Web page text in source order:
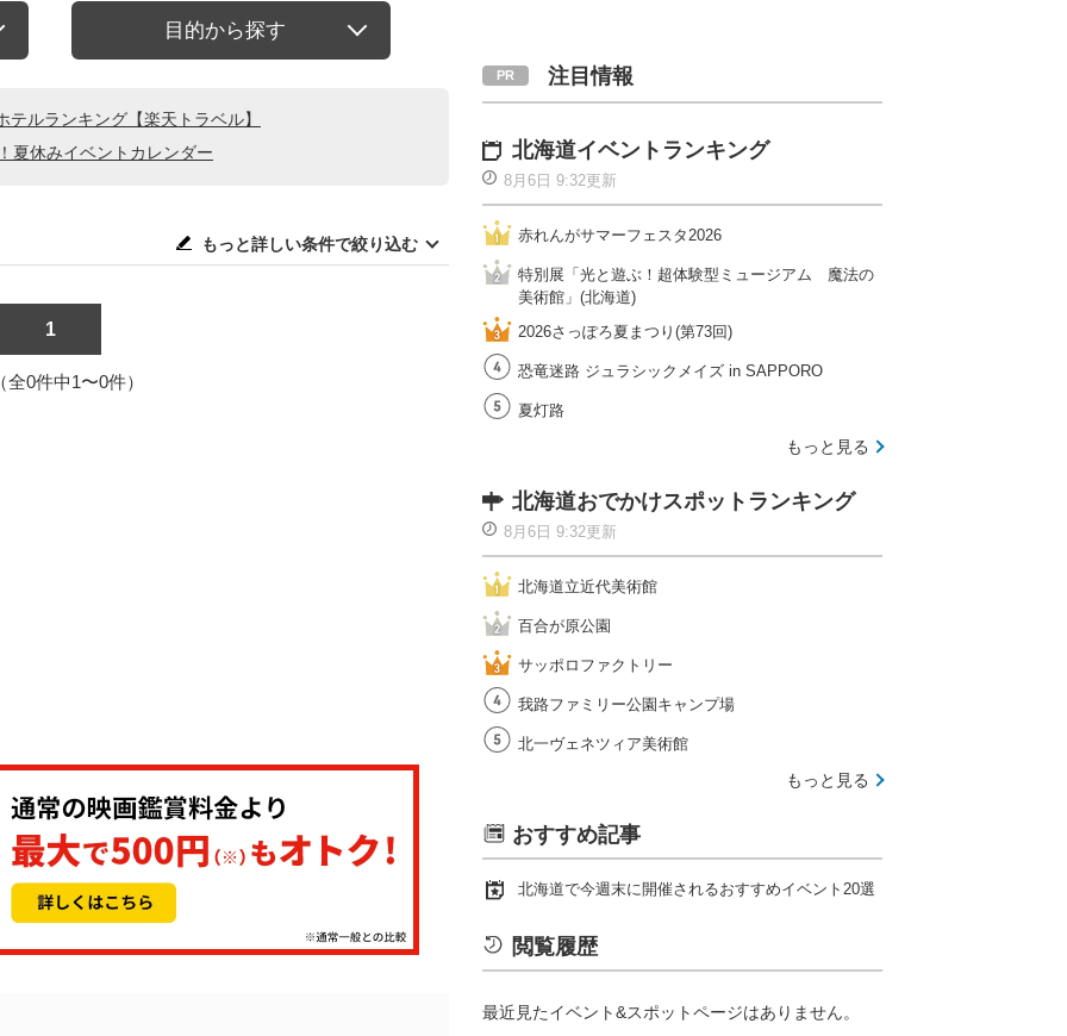
目的から探す
ルランキング【楽天トラベル】
夏休みイベントカレンダー
もっと詳しい条件で絞り込む
1
全0件中1〜0件）
注目情報
北海道イベントランキング
8月6日 9:32更新
赤れんがサマーフェスタ2026
特別展「光と遊ぶ！超体験型ミュージアム 魔法の
美術館」(北海道)
2026さっぽろ夏まつり(第73回)
恐竜迷路 ジュラシックメイズ in SAPPORO
夏灯路
もっと見る
北海道おでかけスポットランキング
8月6日 9:32更新
北海道立近代美術館
百合が原公園
サッポロファクトリー
我路ファミリー公園キャンプ場
北一ヴェネツィア美術館
もっと見る
おすすめ記事
北海道で今週末に開催されるおすすめイベント20選
閲覧履歴
最近見たイベント&スポットページはありません。